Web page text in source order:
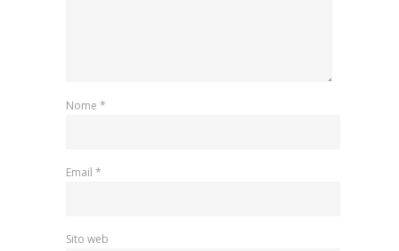
Nome *
Email *
Sito web